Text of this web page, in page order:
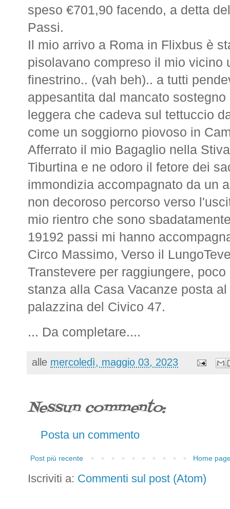
speso €701,90 facendo, a detta
Passi.
Il mio arrivo a Roma in Flixbus è
pisolavano compreso il mio vicino
finestrino.. (vah beh).. a tutti
appesantita dal mancato
leggera che cadeva sul tettuccio
come un soggiorno piovoso in
Afferrato il mio Bagaglio nella
Tiburtina e ne odoro il fetore dei
immondizia accompagnato da un
non decoroso percorso verso
mio rientro che sono
19192 passi mi hanno
Circo Massimo, Verso il
Transtevere per raggiungere,
stanza alla Casa Vacanze posta
palazzina del Civico 47.
... Da completare....
alle mercoledì, maggio 03, 2023
Nessun commento:
Posta un commento
Post più recente Home
Iscriviti a: Commenti sul post (Atom)